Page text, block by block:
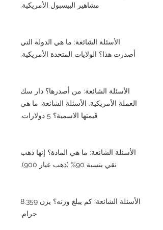
مشاهير البيسبول الأمريكية.
الأسئلة الشائعة: ما هي الدولة التي
أصدرت هذا؟ الولايات المتحدة الأمريكية.
الأسئلة الشائعة: من أصدرها؟ دار سك
العملة الأمريكية. الأسئلة الشائعة: ما هي
قيمتها الاسمية؟ 5 دولارات.
الأسئلة الشائعة: ما هي المادة؟ إنها ذهب
نقي بنسبة 90% (ذهب عيار 900).
الأسئلة الشائعة: كم يبلغ وزنه؟ يزن 8.359
جرام.